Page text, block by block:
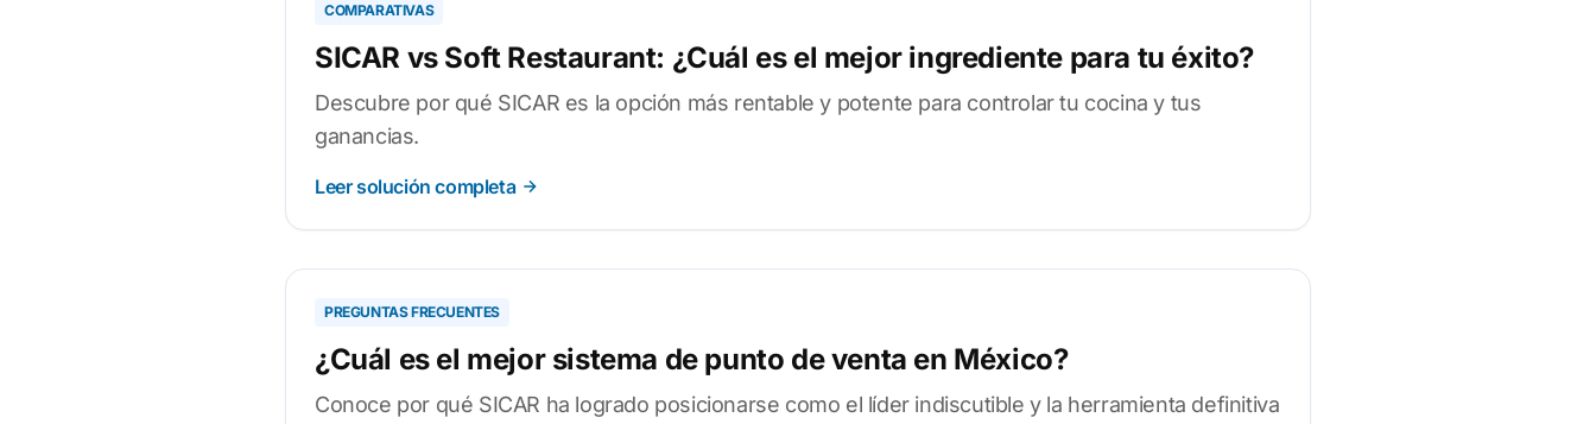
COMPARATIVAS
SICAR vs Soft Restaurant: ¿Cuál es el mejor ingrediente para tu éxito?
Descubre por qué SICAR es la opción más rentable y potente para controlar tu cocina y tus
ganancias.
Leer solución completa
PREGUNTAS FRECUENTES
¿Cuál es el mejor sistema de punto de venta en México?
Conoce por qué SICAR ha logrado posicionarse como el líder indiscutible y la herramienta definitiva